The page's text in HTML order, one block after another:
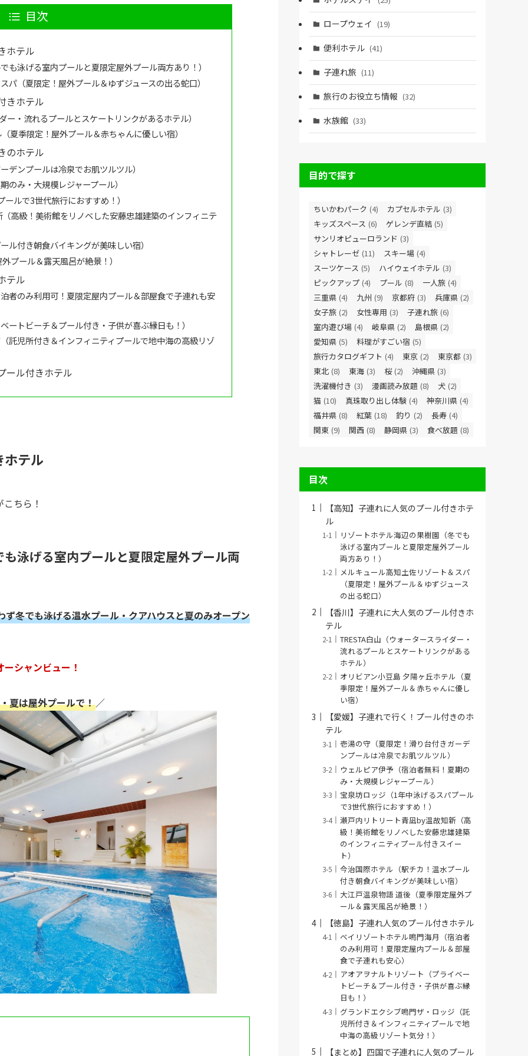
目次
ホテル
も泳げる室内プールと夏限定屋外プール両方あり！）
パ（夏限定！屋外プール＆ゆずジュースの出る蛇口）
きホテル
ー・流れるプールとスケートリンクがあるホテル）
夏季限定！屋外プール＆赤ちゃんに優しい宿）
のホテル
デンプールは冷泉でお肌ツルツル）
のみ・大規模レジャープール）
ルで3世代旅行におすすめ！）
高級！美術館をリノベした安藤忠雄建築のインフィニテ
ル付き朝食バイキングが美味しい宿）
プール＆露天風呂が絶景！）
テル
者のみ利用可！夏限定屋内プール＆部屋食で子連れも安
ートビーチ＆プール付き・子供が喜ぶ縁日も！）
託児所付き＆インフィニティプールで地中海の高級リゾ
ール付きホテル
ホテル
ちら！
泳げる室内プールと夏限定屋外プール両
ず冬でも泳げる温水プール・クアハウスと夏のみオープン
ーシャンビュー！
夏は屋外プールで！／
ロープウェイ (19)
便利ホテル (41)
子連れ旅 (11)
旅行のお役立ち情報 (32)
水族館 (33)
目的で探す
ちいかわパーク (4) カプセルホテル (3)
キッズスペース (6) ゲレンデ直結 (5)
サンリオピューロランド (3)
シャトレーゼ (11) スキー場 (4)
スーツケース (5) ハイウェイホテル (3)
ピックアップ (4) プール (8) 一人旅 (4)
三重県 (4) 九州 (9) 京都府 (3) 兵庫県 (2)
女子旅 (2) 女性専用 (3) 子連れ旅 (6)
室内遊び場 (4) 岐阜県 (2) 島根県 (2)
愛知県 (5) 料理がすごい宿 (5)
旅行カタログギフト (4) 東京 (2) 東京都 (3)
東北 (8) 東海 (3) 桜 (2) 沖縄県 (3)
洗濯機付き (3) 漫画読み放題 (8) 犬 (2)
猫 (10) 真珠取り出し体験 (4) 神奈川県 (4)
福井県 (8) 紅葉 (18) 釣り (2) 長寿 (4)
関東 (9) 関西 (8) 静岡県 (3) 食べ放題 (8)
目次
【高知】子連れに人気のプール付きホテ
ル
リゾートホテル海辺の果樹園（冬でも
泳げる室内プールと夏限定屋外プール
両方あり！）
メルキュール高知土佐リゾート＆スパ
（夏限定！屋外プール＆ゆずジュース
の出る蛇口）
【香川】子連れに大人気のプール付きホ
テル
TRESTA白山（ウォータースライダー・
流れるプールとスケートリンクがある
ホテル）
オリビアン小豆島 夕陽ヶ丘ホテル（夏
季限定！屋外プール＆赤ちゃんに優し
い宿）
【愛媛】子連れで行く！プール付きのホ
テル
壱湯の守（夏限定！滑り台付きガーデ
ンプールは冷泉でお肌ツルツル）
ウェルピア伊予（宿泊者無料！夏期の
み・大規模レジャープール）
宝泉坊ロッジ（1年中泳げるスパプール
で3世代旅行におすすめ！）
瀬戸内リトリート青凪by温故知新（高
級！美術館をリノベした安藤忠雄建築
のインフィニティプール付きスイー
ト）
今治国際ホテル（駅チカ！温水プール
付き朝食バイキングが美味しい宿）
大江戸温泉物語 道後（夏季限定屋外プ
ール＆露天風呂が絶景！）
【徳島】子連れ人気のプール付きホテル
ベイリゾートホテル鳴門海月（宿泊者
のみ利用可！夏限定屋内プール＆部屋
食で子連れも安心）
アオアヲナルトリゾート（プライベー
トビーチ＆プール付き・子供が喜ぶ縁
日も！）
グランドエクシブ鳴門ザ・ロッジ（託
児所付き＆インフィニティプールで地
中海の高級リゾート気分！）
【まとめ】四国で子連れに人気のプール